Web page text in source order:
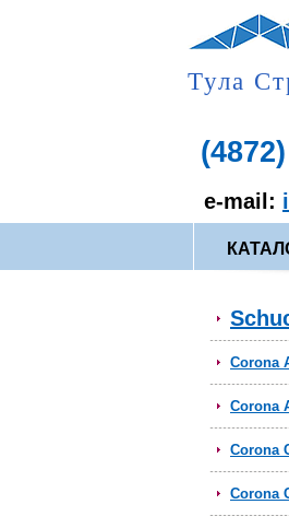
ТулаПн-Пт:
(4872)
e-mail:
Corona
Corona
Corona
Corona